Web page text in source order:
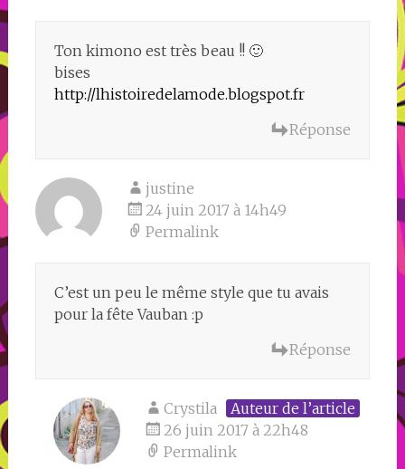
Ton kimono est très beau !! 🙂
bises
http://lhistoiredelamode.blogspot.fr
Réponse
justine
24 juin 2017 à 14h49
Permalink
C’est un peu le même style que tu avais
pour la fête Vauban :p
Réponse
Crystila
Auteur de l’article
26 juin 2017 à 22h48
Permalink